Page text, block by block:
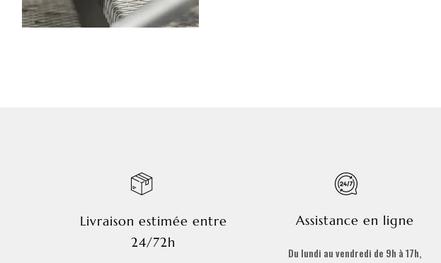
Livraison estimée entre
24/72h
Assistance en ligne
Du lundi au vendredi de 9h à 17h,